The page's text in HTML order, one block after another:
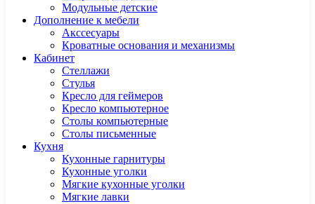
Модульные детские
Дополнение к мебели
Акссесуары
Кроватные основания и механизмы
Кабинет
Cтеллажи
Cтулья
Кресло для геймеров
Кресло компьютерное
Столы компьютерные
Столы письменные
Кухня
Кухонные гарнитуры
Кухонные уголки
Мягкие кухонные уголки
Мягкие лавки